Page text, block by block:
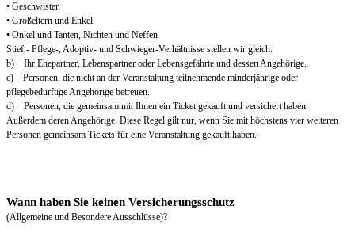
• Geschwister
• Großeltern und Enkel
• Onkel und Tanten, Nichten und Neffen
Stief,- Pflege-, Adoptiv- und Schwieger-Verhältnisse stellen wir gleich.
b) Ihr Ehepartner, Lebenspartner oder Lebensgefährte und dessen Angehörige.
c) Personen, die nicht an der Veranstaltung teilnehmende minderjährige oder
pflegebedürftige Angehörige betreuen.
d) Personen, die gemeinsam mit Ihnen ein Ticket gekauft und versichert haben.
Außerdem deren Angehörige. Diese Regel gilt nur, wenn Sie mit höchstens vier weiteren
Personen gemeinsam Tickets für eine Veranstaltung gekauft haben.
Wann haben Sie keinen Versicherungsschutz
(Allgemeine und Besondere Ausschlüsse)?